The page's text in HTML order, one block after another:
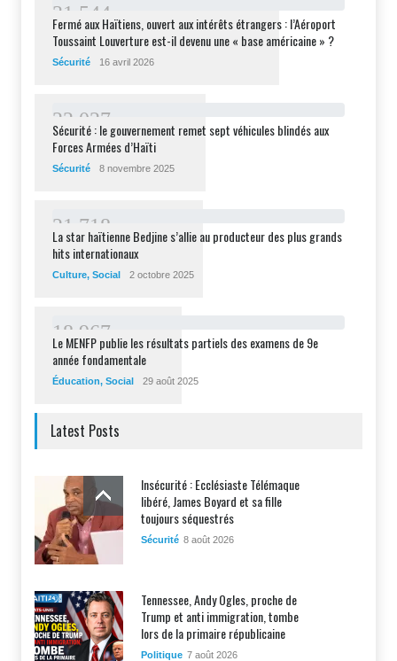
31 5 4 4
Fermé aux Haïtiens, ouvert aux intérêts étrangers : l’Aéroport
Toussaint Louverture est-il devenu une « base américaine » ?
Sécurité 16 avril 2026
22 027
Sécurité : le gouvernement remet sept véhicules blindés aux
Forces Armées d’Haïti
Sécurité 8 novembre 2025
21 718
La star haïtienne Bedjine s’allie au producteur des plus grands
hits internationaux
Culture, Social 2 octobre 2025
18 967
Le MENFP publie les résultats partiels des examens de 9e
année fondamentale
Éducation, Social 29 août 2025
Latest Posts
Insécurité : Ecclésiaste Télémaque
libéré, James Boyard et sa fille
toujours séquestrés
Sécurité 8 août 2026
Tennessee, Andy Ogles, proche de
Trump et anti immigration, tombe
lors de la primaire républicaine
Politique 7 août 2026